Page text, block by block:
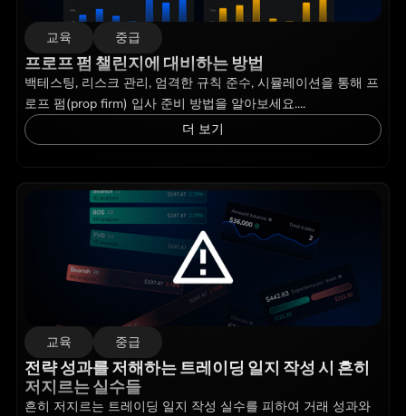
교육 중급
프로프 펌 챌린지에 대비하는 방법
백테스팅, 리스크 관리, 엄격한 규칙 준수, 시뮬레이션을 통해 프
로프 펌(prop firm) 입사 준비 방법을 알아보세요....
더 보기
교육 중급
전략 성과를 저해하는 트레이딩 일지 작성 시 흔히
저지르는 실수들
흔히 저지르는 트레이딩 일지 작성 실수를 피하여 거래 성과와